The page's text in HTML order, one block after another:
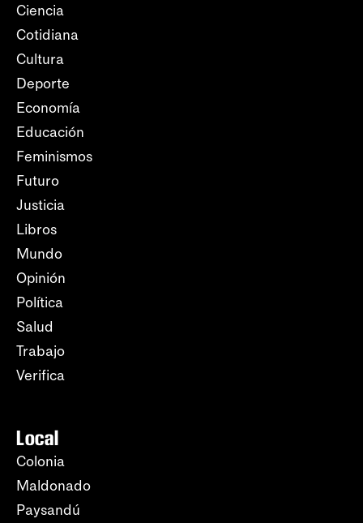
Ciencia
Cotidiana
Cultura
Deporte
Economía
Educación
Feminismos
Futuro
Justicia
Libros
Mundo
Opinión
Política
Salud
Trabajo
Verifica
Local
Colonia
Maldonado
Paysandú